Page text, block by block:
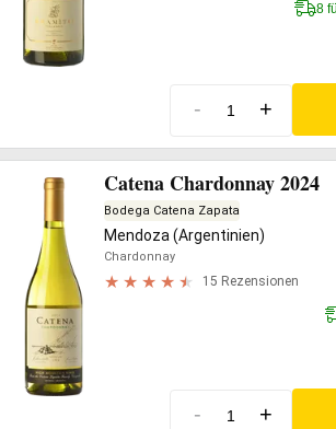
8
- +
Catena Chardonnay 2024
Bodega Catena Zapata
Mendoza (Argentinien)
Chardonnay
15 Rezensionen
- +